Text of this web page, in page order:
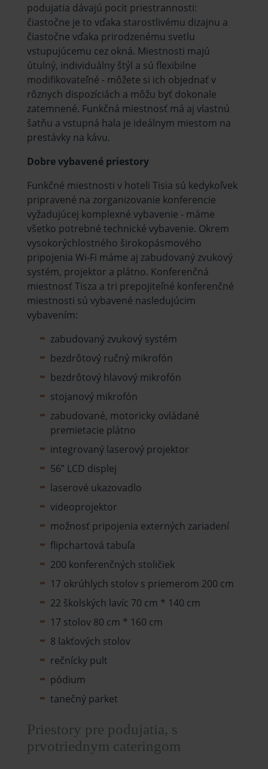
podujatia dávajú pocit priestrannosti:
čiastočne je to vďaka starostlivému dizajnu a
čiastočne vďaka prirodzenému svetlu
vstupujúcemu cez okná. Miestnosti majú
útulný, individuálny štýl a sú flexibilne
modifikovateľné - môžete si ich objednať v
rôznych dispozíciách a môžu byť dokonale
zatemnené. Funkčná miestnosť má aj vlastnú
šatňu a vstupná hala je ideálnym miestom na
prestávky na kávu.
Dobre vybavené priestory
Funkčné miestnosti v hoteli Tisia sú kedykoľvek
pripravené na zorganizovanie konferencie
vyžadujúcej komplexné vybavenie - máme
všetko potrebné technické vybavenie. Okrem
vysokorýchlostného širokopásmového
pripojenia Wi-Fi máme aj zabudovaný zvukový
systém, projektor a plátno. Konferenčná
miestnosť Tisza a tri prepojiteľné konferenčné
miestnosti sú vybavené nasledujúcim
vybavením:
zabudovaný zvukový systém
bezdrôtový ručný mikrofón
bezdrôtový hlavový mikrofón
stojanový mikrofón
zabudované, motoricky ovládané
premietacie plátno
integrovaný laserový projektor
56” LCD displej
laserové ukazovadlo
videoprojektor
možnosť pripojenia externých zariadení
flipchartová tabuľa
200 konferenčných stoličiek
17 okrúhlych stolov s priemerom 200 cm
22 školských lavíc 70 cm * 140 cm
17 stolov 80 cm * 160 cm
8 lakťových stolov
rečnícky pult
pódium
tanečný parket
Priestory pre podujatia, s
prvotriednym cateringom